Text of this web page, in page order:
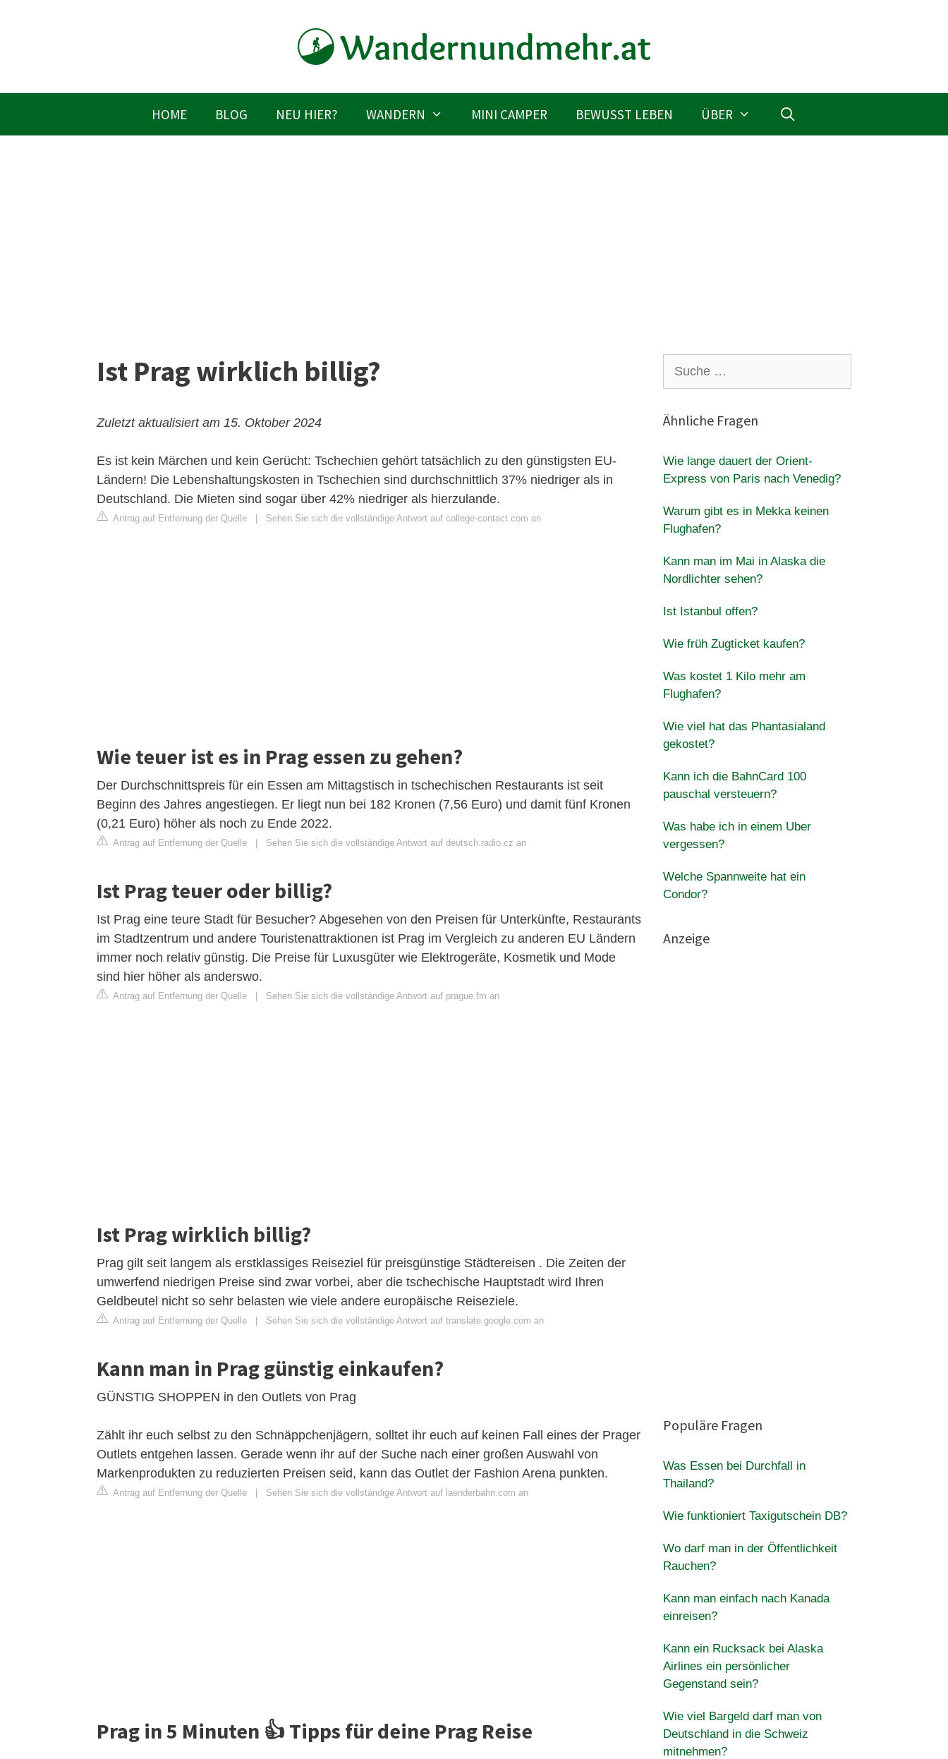
HOME BLOG NEU HIER? WANDERN MINI CAMPER BEWUSST LEBEN ÜBER
Ist Prag wirklich billig?
Zuletzt aktualisiert am 15. Oktober 2024
Es ist kein Märchen und kein Gerücht: Tschechien gehört tatsächlich zu den günstigsten EU-
Ländern! Die Lebenshaltungskosten in Tschechien sind durchschnittlich 37% niedriger als in
Deutschland. Die Mieten sind sogar über 42% niedriger als hierzulande.
Antrag auf Entfernung der Quelle Sehen Sie sich die vollständige Antwort auf college-contact.com an
Wie teuer ist es in Prag essen zu gehen?
Der Durchschnittspreis für ein Essen am Mittagstisch in tschechischen Restaurants ist seit
Beginn des Jahres angestiegen. Er liegt nun bei 182 Kronen (7,56 Euro) und damit fünf Kronen
(0,21 Euro) höher als noch zu Ende 2022.
Antrag auf Entfernung der Quelle Sehen Sie sich die vollständige Antwort auf deutsch.radio.cz an
Ist Prag teuer oder billig?
Ist Prag eine teure Stadt für Besucher? Abgesehen von den Preisen für Unterkünfte, Restaurants
im Stadtzentrum und andere Touristenattraktionen ist Prag im Vergleich zu anderen EU Ländern
immer noch relativ günstig. Die Preise für Luxusgüter wie Elektrogeräte, Kosmetik und Mode
sind hier höher als anderswo.
Antrag auf Entfernung der Quelle Sehen Sie sich die vollständige Antwort auf prague.fm an
Ist Prag wirklich billig?
Prag gilt seit langem als erstklassiges Reiseziel für preisgünstige Städtereisen . Die Zeiten der
umwerfend niedrigen Preise sind zwar vorbei, aber die tschechische Hauptstadt wird Ihren
Geldbeutel nicht so sehr belasten wie viele andere europäische Reiseziele.
Antrag auf Entfernung der Quelle Sehen Sie sich die vollständige Antwort auf translate.google.com an
Kann man in Prag günstig einkaufen?
GÜNSTIG SHOPPEN in den Outlets von Prag
Zählt ihr euch selbst zu den Schnäppchenjägern, solltet ihr euch auf keinen Fall eines der Prager
Outlets entgehen lassen. Gerade wenn ihr auf der Suche nach einer großen Auswahl von
Markenprodukten zu reduzierten Preisen seid, kann das Outlet der Fashion Arena punkten.
Antrag auf Entfernung der Quelle Sehen Sie sich die vollständige Antwort auf laenderbahn.com an
Prag in 5 Minuten 👍 Tipps für deine Prag Reise
nach:
Ähnliche Fragen
Wie lange dauert der Orient-
Express von Paris nach Venedig?
Warum gibt es in Mekka keinen
Flughafen?
Kann man im Mai in Alaska die
Nordlichter sehen?
Ist Istanbul offen?
Wie früh Zugticket kaufen?
Was kostet 1 Kilo mehr am
Flughafen?
Wie viel hat das Phantasialand
gekostet?
Kann ich die BahnCard 100
pauschal versteuern?
Was habe ich in einem Uber
vergessen?
Welche Spannweite hat ein
Condor?
Anzeige
Populäre Fragen
Was Essen bei Durchfall in
Thailand?
Wie funktioniert Taxigutschein DB?
Wo darf man in der Öffentlichkeit
Rauchen?
Kann man einfach nach Kanada
einreisen?
Kann ein Rucksack bei Alaska
Airlines ein persönlicher
Gegenstand sein?
Wie viel Bargeld darf man von
Deutschland in die Schweiz
mitnehmen?